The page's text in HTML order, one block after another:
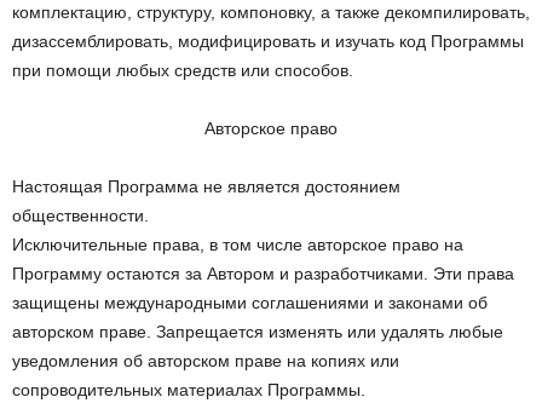
комплектацию, структуру, компоновку, а также декомпилировать,
дизассемблировать, модифицировать и изучать код Программы
при помощи любых средств или способов.
Авторское право
Настоящая Программа не является достоянием
общественности.
Исключительные права, в том числе авторское право на
Программу остаются за Автором и разработчиками. Эти права
защищены международными соглашениями и законами об
авторском праве. Запрещается изменять или удалять любые
уведомления об авторском праве на копиях или
сопроводительных материалах Программы.